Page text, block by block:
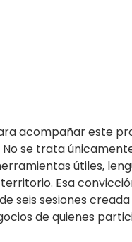
acompañar este
No se trata
útiles,
Esa
seis sesiones
de quienes